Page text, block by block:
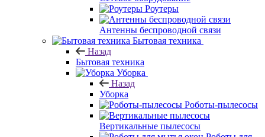
Роутеры
Антенны беспроводной связи
Бытовая техника
Назад
Бытовая техника
Уборка
Назад
Уборка
Роботы-пылесосы
Вертикальные пылесосы